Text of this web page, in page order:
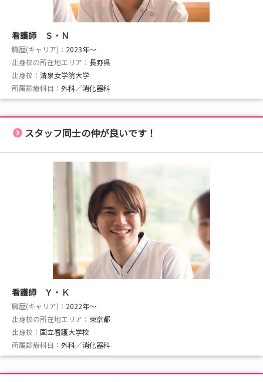
看護師 Ｓ・Ｎ
職歴(キャリア)： 2023年〜
出身校の所在地エリア： 長野県
出身校： 清泉女学院大学
所属診療科目： 外科／消化器科
スタッフ同士の仲が良いです！
看護師 Ｙ・Ｋ
職歴(キャリア)： 2022年〜
出身校の所在地エリア： 東京都
出身校： 国立看護大学校
所属診療科目： 外科／消化器科